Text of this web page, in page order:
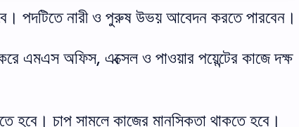
পদটিতে নারী ও পুরুষ উভয় আবেদন করতে পারবেন।
এমএস অফিস, এক্সেল ও পাওয়ার পয়েন্টের কাজে দক্ষ
হবে। চাপ সামলে কাজের মানসিকতা থাকতে হবে।